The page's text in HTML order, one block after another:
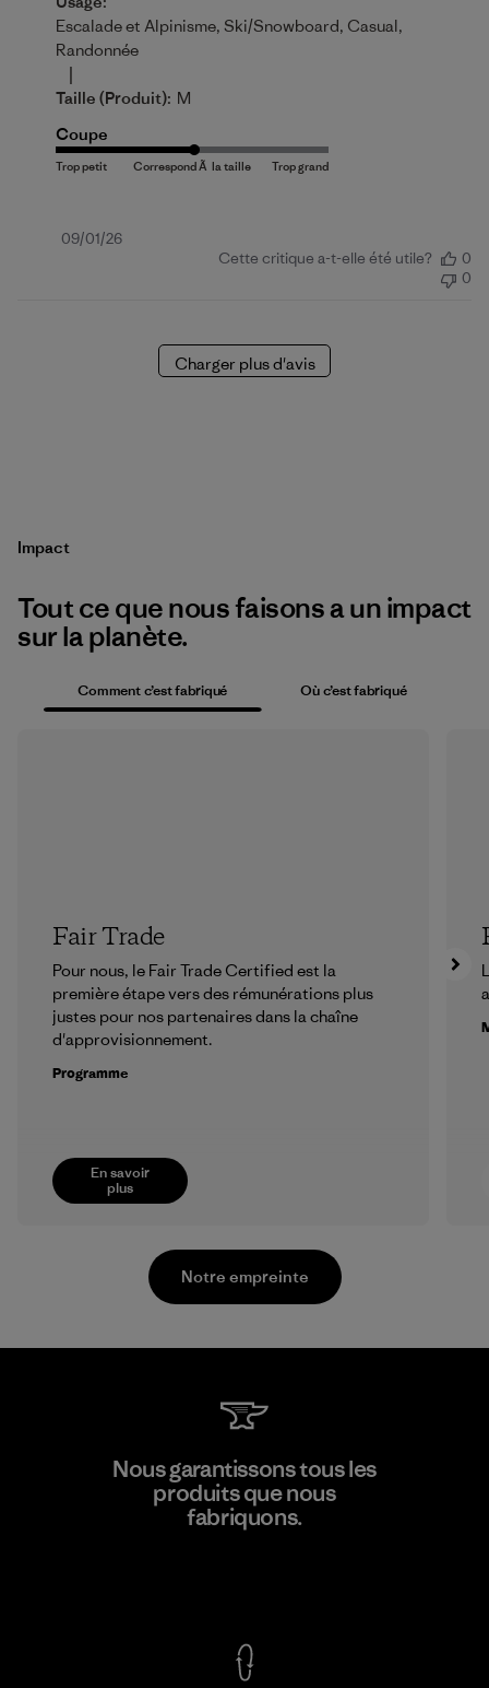
Escalade et Alpinisme, Ski/Snowboard, Casual,
Randonnée
|
Taille (produit): M
Coupe
Date
09/01/26
Cette critique a-t-elle été utile?
0
0
Charger plus d'avis
Impact
Tout ce que nous faisons a un impact
sur la planète.
Comment c’est fabriqué Où c’est fabriqué
En savoir
plus
Fair Trade
Pour nous, le Fair Trade Certified est la
première étape vers des rémunérations plus
justes pour nos partenaires dans la chaîne
d'approvisionnement.
Programme
Kingwhale Industries Corp.
Material-supplier
Notre empreinte
Nous garantissons tous les
produits que nous
fabriquons.